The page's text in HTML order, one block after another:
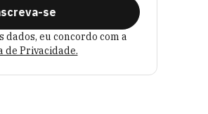
se
eu concordo com a
de Privacidade.